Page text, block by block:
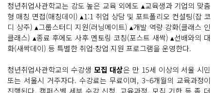
청년취업사관학교는 강도 높은 교육 외에도 ▴교육생과 기업의 맞춤
형 매칭 면접(매칭데이) ▴1:1 취업 상담 및 포트폴리오 컨설팅(잡 코
디 상주) ▴그룹스터디 지원(러닝메이트) ▴개발 역량 강화(클래스 인
클래스) ▴종료 후에도 사후 멘토링 코칭(포스트 새싹) ▴선배와의 대
화(새싹데이) 등 특별한 취업·창업 지원 프로그램을 운영한다.
청년취업사관학교의 수강생 모집 대상은 만 15세 이상의 서울 시민
또는 서울시 거주자다. 수강료는 무료이며, 3~6개월의 교육과정이
진행된다. 캠퍼스별 세부 수강 신청, 교육과정, 모집 기한 등 좀 더